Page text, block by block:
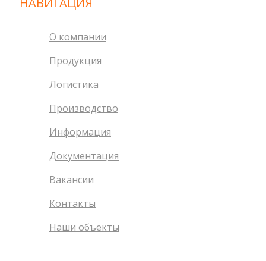
О компании
Продукция
Логистика
Производство
Информация
Документация
Вакансии
Контакты
Наши объекты